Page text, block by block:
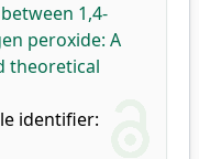
1,4-
peroxide: A
theoretical
identifier: